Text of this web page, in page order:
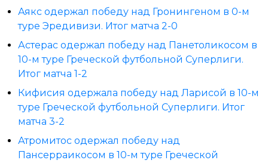
Аякс одержал победу над Гронингеном в 0-м
туре Эредивизи. Итог матча 2-0
Астерас одержал победу над Панетоликосом в
10-м туре Греческой футбольной Суперлиги.
Итог матча 1-2
Кифисия одержала победу над Ларисой в 10-м
туре Греческой футбольной Суперлиги. Итог
матча 3-2
Атромитос одержал победу над
Пансерраикосом в 10-м туре Греческой